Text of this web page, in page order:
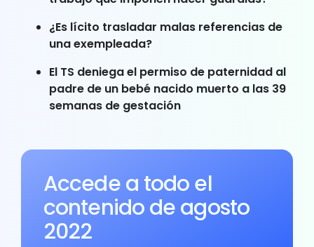
¿Es lícito trasladar malas referencias de
una exempleada?
El TS deniega el permiso de paternidad al
padre de un bebé nacido muerto a las 39
semanas de gestación
Accede a todo el
contenido de agosto
2022